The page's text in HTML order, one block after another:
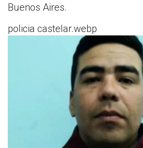
Buenos Aires.
policia castelar.webp